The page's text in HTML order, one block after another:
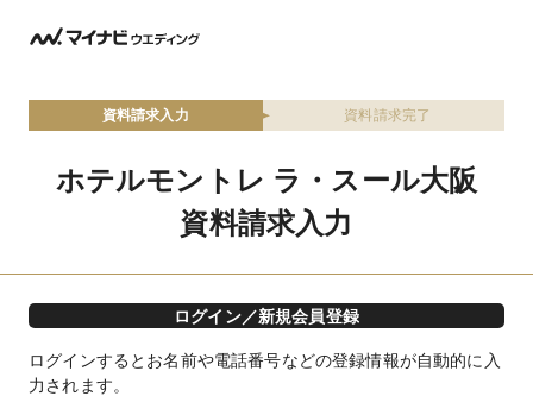
資料請求入力 資料請求完了
ホテルモントレ ラ・スール大阪
資料請求入力
ログイン／新規会員登録
ログインするとお名前や電話番号などの登録情報が自動的に入
力されます。